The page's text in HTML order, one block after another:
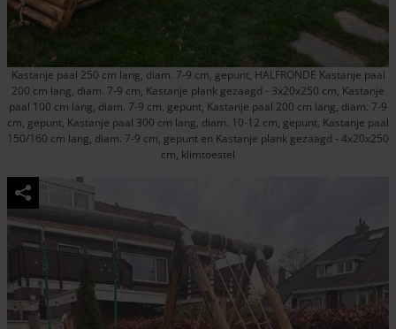
Kastanje paal 250 cm lang, diam. 7-9 cm, gepunt, HALFRONDE Kastanje paal
200 cm lang, diam. 7-9 cm, Kastanje plank gezaagd - 3x20x250 cm, Kastanje
paal 100 cm lang, diam. 7-9 cm, gepunt, Kastanje paal 200 cm lang, diam. 7-9
cm, gepunt, Kastanje paal 300 cm lang, diam. 10-12 cm, gepunt, Kastanje paal
150/160 cm lang, diam. 7-9 cm, gepunt en Kastanje plank gezaagd - 4x20x250
cm, klimtoestel